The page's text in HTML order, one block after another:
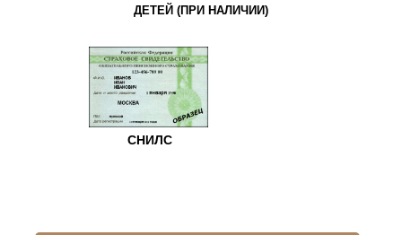
СНИЛС
ДЕТЕЙ (ПРИ НАЛИЧИИ)